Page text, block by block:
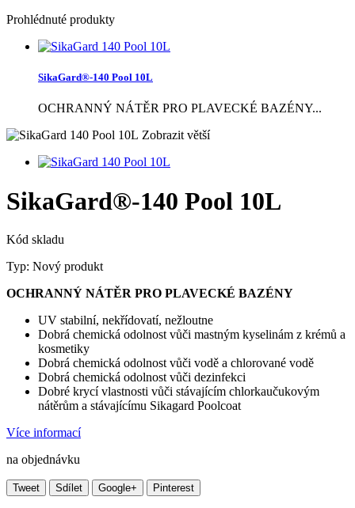
Prohlédnuté produkty
SikaGard®-140 Pool 10L
OCHRANNÝ NÁTĚR PRO PLAVECKÉ BAZÉNY...
Zobrazit větší
SikaGard®-140 Pool 10L
Kód skladu
Typ: Nový produkt
OCHRANNÝ NÁTĚR PRO PLAVECKÉ BAZÉNY
UV stabilní, nekřídovatí, nežloutne
Dobrá chemická odolnost vůči mastným kyselinám z krémů a
kosmetiky
Dobrá chemická odolnost vůči vodě a chlorované vodě
Dobrá chemická odolnost vůči dezinfekci
Dobré krycí vlastnosti vůči stávajícím chlorkaučukovým
nátěrům a stávajícímu Sikagard Poolcoat
Více informací
na objednávku
Tweet Sdílet Google+ Pinterest